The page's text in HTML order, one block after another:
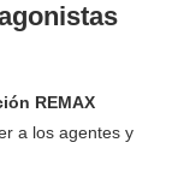
REMAX
a los agentes y